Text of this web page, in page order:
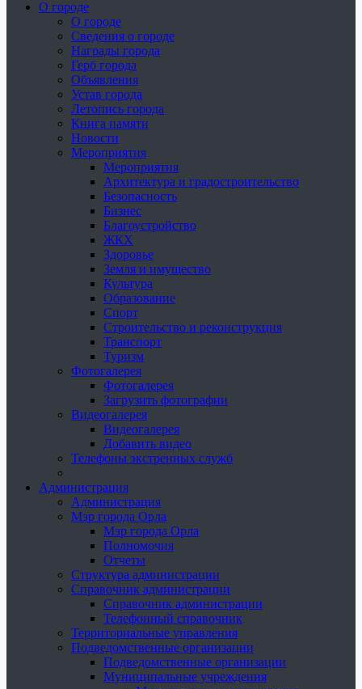
О городе
О городе
Сведения о городе
Награды города
Герб города
Объявления
Устав города
Летопись города
Книга памяти
Новости
Мероприятия
Мероприятия
Архитектура и градостроительство
Безопасность
Бизнес
Благоустройство
ЖКХ
Здоровье
Земля и имущество
Культура
Образование
Спорт
Строительство и реконструкция
Транспорт
Туризм
Фотогалерея
Фотогалерея
Загрузить фотографии
Видеогалерея
Видеогалерея
Добавить видео
Телефоны экстренных служб
Администрация
Администрация
Мэр города Орла
Мэр города Орла
Полномочия
Отчеты
Структура администрации
Справочник администрации
Справочник администрации
Телефонный справочник
Территориальные управления
Подведомственные организации
Подведомственные организации
Муниципальные учреждения